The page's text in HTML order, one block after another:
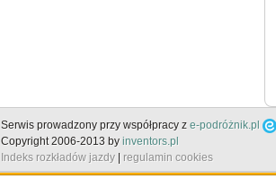
Serwis prowadzony przy współpracy z e-podróżnik.pl
Copyright 2006-2013 by inventors.pl
Indeks rozkładów jazdy
regulamin cookies